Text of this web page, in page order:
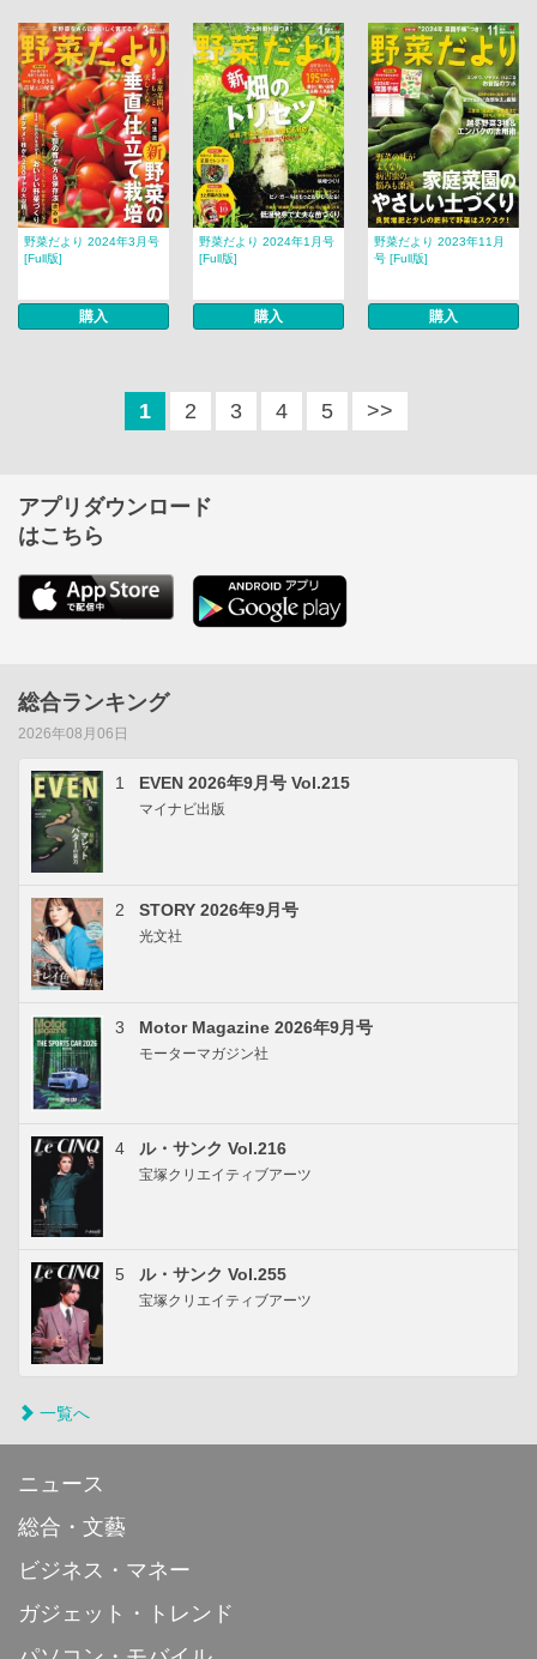
野菜だより 2024年3月号
[Full版]
購入
野菜だより 2024年1月号
[Full版]
購入
野菜だより 2023年11月
号 [Full版]
購入
1 2 3 4 5 >>
アプリダウンロード
はこちら
総合ランキング
2026年08月06日
1 EVEN 2026年9月号 Vol.215
マイナビ出版
2 STORY 2026年9月号
光文社
3 Motor Magazine 2026年9月号
モーターマガジン社
4 ル・サンク Vol.216
宝塚クリエイティブアーツ
5 ル・サンク Vol.255
宝塚クリエイティブアーツ
一覧へ
ニュース
総合・文藝
ビジネス・マネー
ガジェット・トレンド